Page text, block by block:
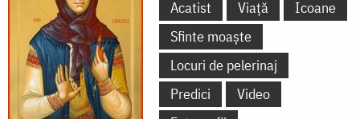
Acatist Viață
Icoane
Sfinte moaște
Locuri de pelerinaj
Predici
Video